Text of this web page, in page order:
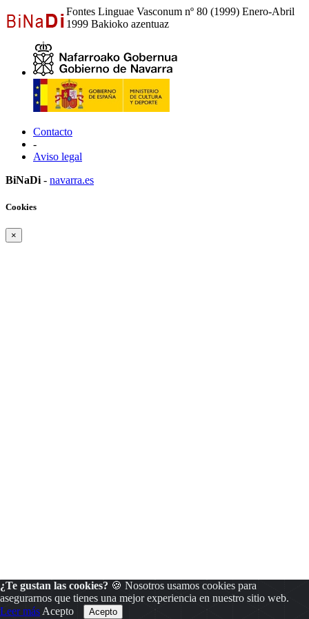
Fontes Linguae Vasconum nº 80 (1999) Enero-Abril
1999 Bakioko azentuaz
Contacto
-
Aviso legal
BiNaDi - navarra.es
¿Te gustan las cookies? 🍪 Nosotros usamos cookies para
asegurarnos que tienes una mejor experiencia en nuestro sitio web.
Leer más Acepto
Cookies
×